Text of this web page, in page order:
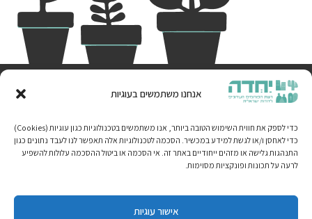
אנחנו משתמשים בעוגיות
כדי לספק את חווית השימוש הטובה ביותר, אנו משתמשים בטכנולוגיות כגון עוגיות (Cookies)
כדי לאחסן ו/או לגשת למידע במכשיר. הסכמה לטכנולוגיות אלה תאפשר לנו לעבד נתונים כגון
התנהגות גלישה או מזהים ייחודיים באתר זה. אי הסכמה או ביטול ההסכמה עלולות להשפיע
לרעה על תכונות ופונקציות מסוימות.
אישור עוגיות
בתחומי היהדות הישראלית בעיר. תוך בקשה ליצור מרחב המקדם ריבוי קולות , חיים
משותפים ותחושת בית במרחב הציבורי לכלל האוכלוסיות בעיר.